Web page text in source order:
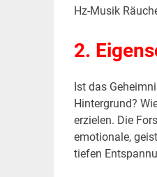
Hz-Musik
2.
Ist das
Hintergrund?
erzielen. Die
emotionale,
tiefen